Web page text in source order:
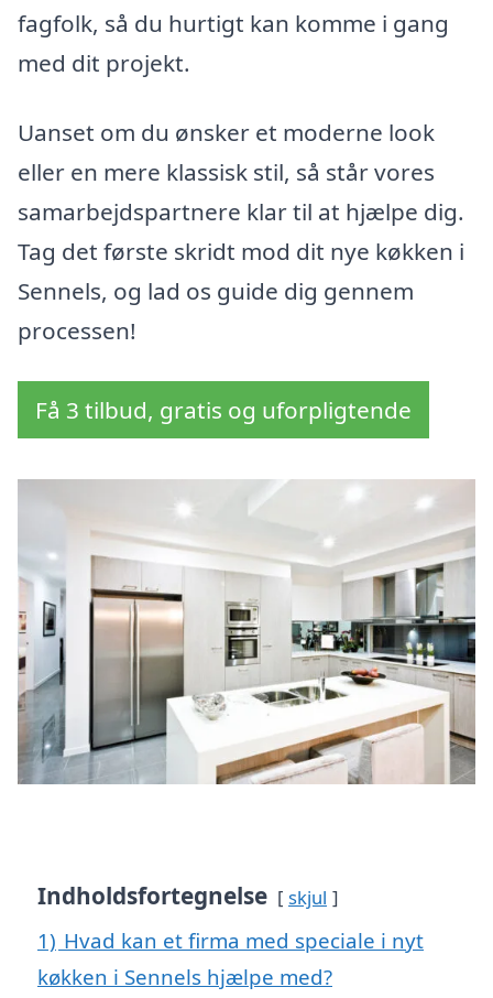
fagfolk, så du hurtigt kan komme i gang
med dit projekt.
Uanset om du ønsker et moderne look
eller en mere klassisk stil, så står vores
samarbejdspartnere klar til at hjælpe dig.
Tag det første skridt mod dit nye køkken i
Sennels, og lad os guide dig gennem
processen!
Få 3 tilbud, gratis og uforpligtende
Indholdsfortegnelse skjul
1) Hvad kan et firma med speciale i nyt
køkken i Sennels hjælpe med?